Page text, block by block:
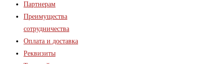
Партнерам
Преимущества
сотрудничества
Оплата и доставка
Реквизиты